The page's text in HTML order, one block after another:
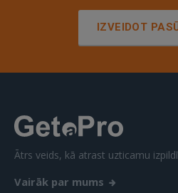
IZVEIDOT
Ātrs veids, kā atrast uzticamu
Vairāk par mums